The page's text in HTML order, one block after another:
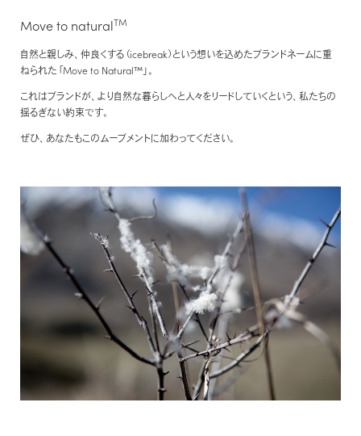
靴下/ソックス
靴下/ソックス
Brand films
ブログ
HOW TO CARE
お手入れ
修理について
FAQ
よくある質問
Move to naturalTM
自然と親しみ、仲良くする（icebreak）という想いを込めたブランドネームに重
ねられた「Move to Natural™」。
これはブランドが、より自然な暮らしへと人々をリードしていくという、私たちの
揺るぎない約束です。
ぜひ、あなたもこのムーブメントに加わってください。